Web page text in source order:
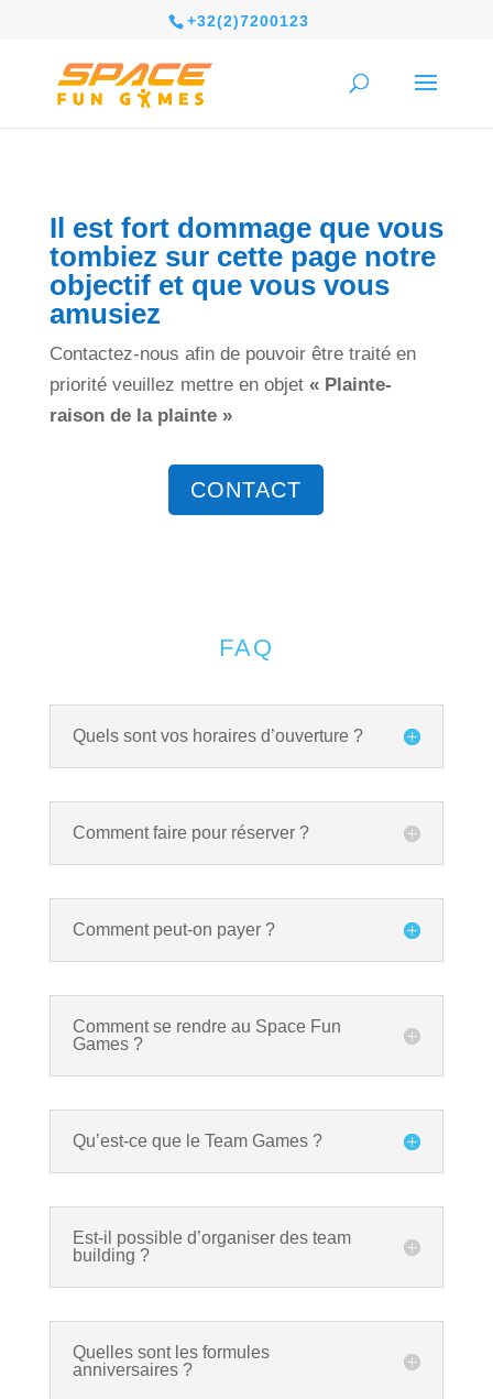
+32(2)7200123
Il est fort dommage que vous
tombiez sur cette page notre
objectif et que vous vous
amusiez
Contactez-nous afin de pouvoir être traité en
priorité veuillez mettre en objet « Plainte-
raison de la plainte »
CONTACT
FAQ
Quels sont vos horaires d’ouverture ?
Comment faire pour réserver ?
Comment peut-on payer ?
Comment se rendre au Space Fun
Games ?
Qu’est-ce que le Team Games ?
Est-il possible d’organiser des team
building ?
Quelles sont les formules
anniversaires ?